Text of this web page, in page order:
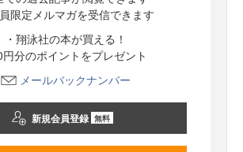
員限定メルマガを受信できます
・翔泳社の本が買える！
分のポイントをプレゼント
メールバックナンバー
新規会員登録 無料